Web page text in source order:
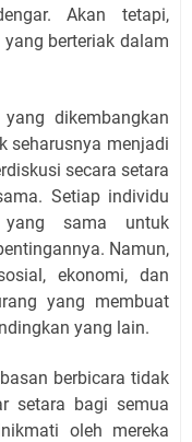
Akan tetapi,
berteriak dalam
dikembangkan
seharusnya menjadi
secara setara
Setiap individu
yang sama untuk
Namun,
ekonomi, dan
yang membuat
yang lain.
berbicara tidak
setara bagi semua
oleh mereka